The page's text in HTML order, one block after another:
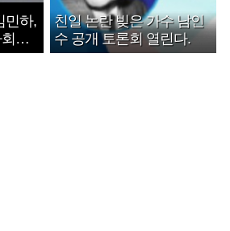
민하,
자
친일 논란 빚은 가수 남인
수 공개 토론회 열린다.